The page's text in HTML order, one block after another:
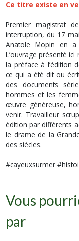
Ce titre existe en
Premier magistrat
interruption, du 17
Anatole Mopin en a
L’ouvrage présenté
la préface à l’édition
ce qui a été dit ou
des documents
hommes et les
œuvre généreuse,
venir. Travailleur
édition par différents
le drame de la
des siècles.
#cayeuxsurmer
Vous
par